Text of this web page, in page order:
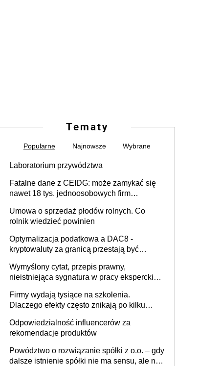
Tematy
Popularne Najnowsze Wybrane
Laboratorium przywództwa
Fatalne dane z CEIDG: może zamykać się
nawet 18 tys. jednoosobowych firm
Umowa o sprzedaż płodów rolnych. Co
rolnik wiedzieć powinien
Optymalizacja podatkowa a DAC8 -
kryptowaluty za granicą przestają być
Wymyślony cytat, przepis prawny,
nieistniejąca sygnatura w pracy eksperckiej -
firmie
Firmy wydają tysiące na szkolenia.
Dlaczego efekty często znikają po kilku
Odpowiedzialność influencerów za
rekomendacje produktów
Powództwo o rozwiązanie spółki z o.o. – gdy
dalsze istnienie spółki nie ma sensu, ale nie